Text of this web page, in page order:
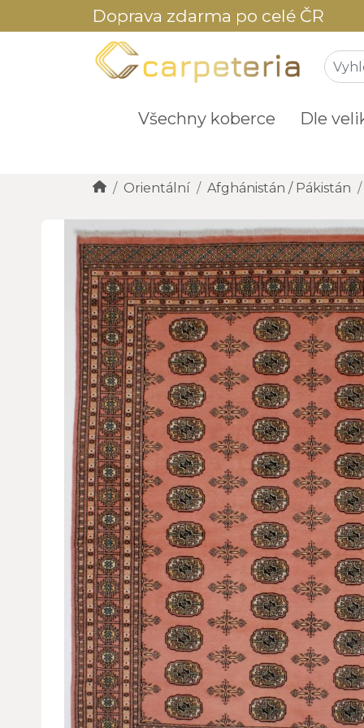
Doprava zdarma po celé ČR
Všechny koberce Dle
Orientální Afghánistán / Pákistán